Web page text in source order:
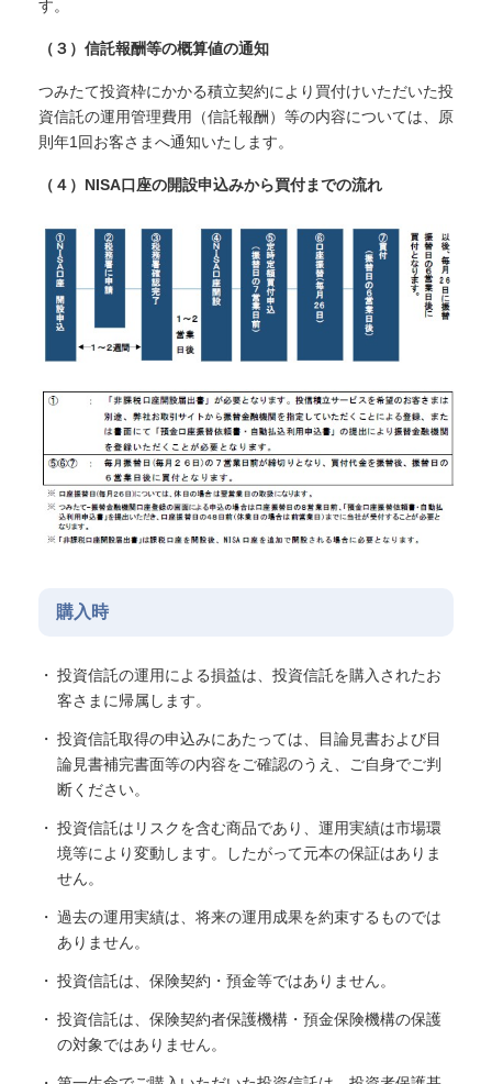
す。
（３）信託報酬等の概算値の通知
つみたて投資枠にかかる積立契約により買付けいただいた投
資信託の運用管理費用（信託報酬）等の内容については、原
則年1回お客さまへ通知いたします。
（４）NISA口座の開設申込みから買付までの流れ
購入時
投資信託の運用による損益は、投資信託を購入されたお
客さまに帰属します。
投資信託取得の申込みにあたっては、目論見書および目
論見書補完書面等の内容をご確認のうえ、ご自身でご判
断ください。
投資信託はリスクを含む商品であり、運用実績は市場環
境等により変動します。したがって元本の保証はありま
せん。
過去の運用実績は、将来の運用成果を約束するものでは
ありません。
投資信託は、保険契約・預金等ではありません。
投資信託は、保険契約者保護機構・預金保険機構の保護
の対象ではありません。